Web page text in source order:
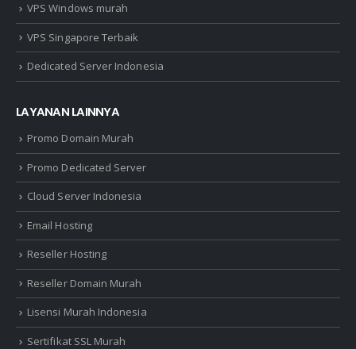
VPS Windows murah
VPS Singapore Terbaik
Dedicated Server Indonesia
LAYANAN LAINNYA
Promo Domain Murah
Promo Dedicated Server
Cloud Server Indonesia
Email Hosting
Reseller Hosting
Reseller Domain Murah
Lisensi Murah Indonesia
Sertifikat SSL Murah